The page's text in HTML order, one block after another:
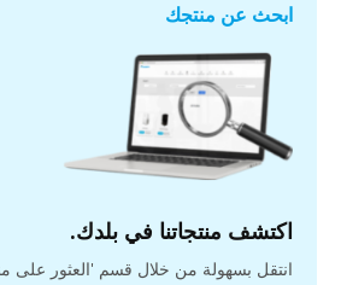
ابحث عن منتجك
اكتشف منتجاتنا في بلدك.
انتقل بسهولة من خلال قسم 'العثور على